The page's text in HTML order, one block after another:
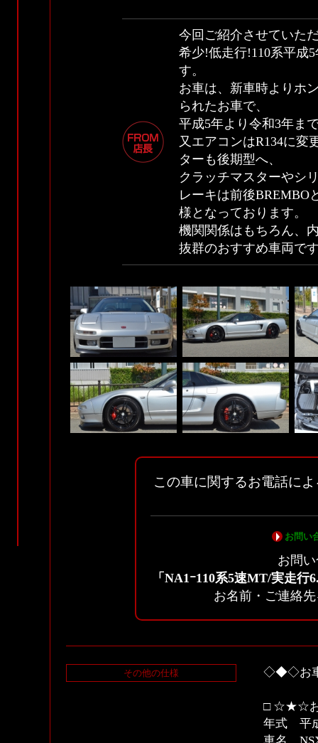
今回ご紹介させていた
希少!低走行!110系平
す。
お車は、新車時よりホ
られたお車で、
平成5年より令和3年ま
又エアコンはR134に変
ターも後期型へ、
クラッチマスターやシ
レーキは前後BREMBO
様となっております。
機関関係はもちろん、
抜群のおすすめ車両で
この車に関するお電話に
お問い
お問
「NA1ｰ110系5速MT/実走
お名前・ご連絡
その他の仕様 ◇◆◇お
□ ☆★☆
年式 平